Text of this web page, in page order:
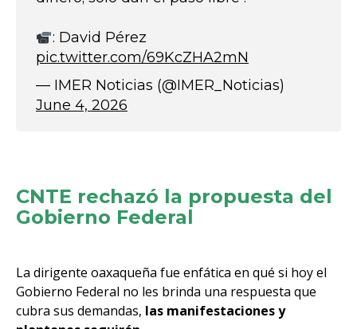
: David Pérez
pic.twitter.com/69KcZHA2mN
— IMER Noticias (@IMER_Noticias)
June 4, 2026
CNTE rechazó la propuesta del
Gobierno Federal
La dirigente oaxaqueña fue enfática en qué si hoy el
Gobierno Federal no les brinda una respuesta que
cubra sus demandas, las manifestaciones y